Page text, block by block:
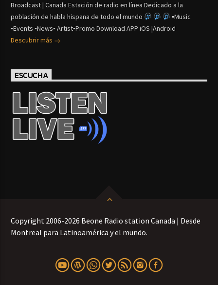
Broadcast | Canada Estación de radio en línea Dedicado a la
población de habla hispana de todo el mundo
▪Music
▪Events ▪News▪ Artist▪Promo Download APP iOS |Android
Descubrir más
ESCUCHA
Copyright 2006-2026 Beone Radio station Canada | Desde
Montreal para Latinoamérica y el mundo.